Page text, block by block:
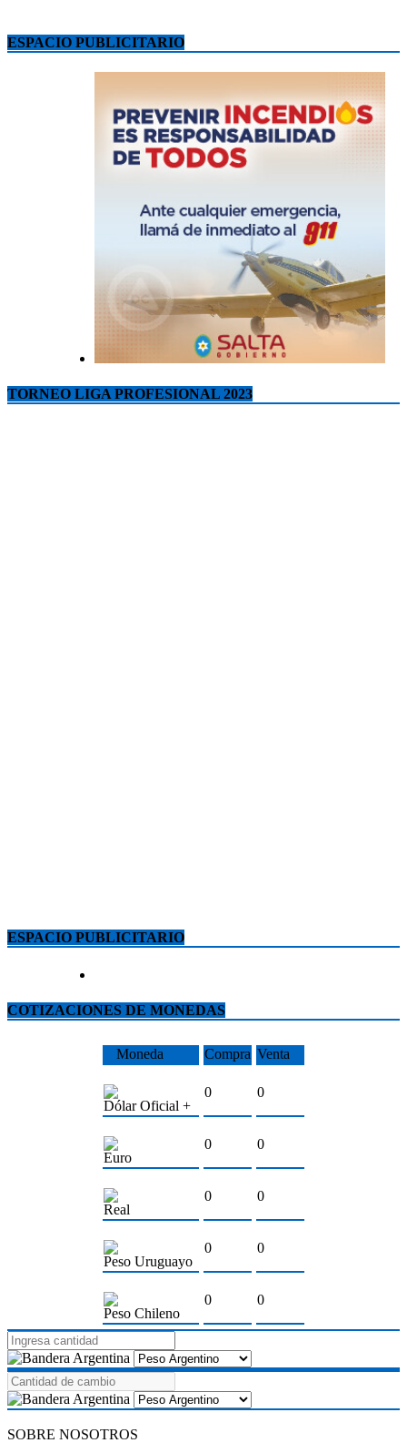
ESPACIO PUBLICITARIO
TORNEO LIGA PROFESIONAL 2023
ESPACIO PUBLICITARIO
COTIZACIONES DE MONEDAS
Moneda Compra Venta
Dólar Oficial +
0 0
Euro
0 0
Real
0 0
Peso Uruguayo
0 0
Peso Chileno
0 0
SOBRE NOSOTROS